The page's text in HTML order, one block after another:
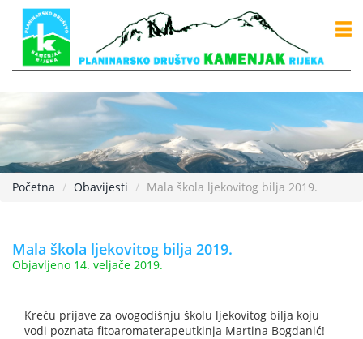
Početna Obavijesti Mala škola ljekovitog bilja 2019.
Mala škola ljekovitog bilja 2019.
Objavljeno 14. veljače 2019.
Kreću prijave za ovogodišnju školu ljekovitog bilja koju
vodi poznata fitoaromaterapeutkinja Martina Bogdanić!